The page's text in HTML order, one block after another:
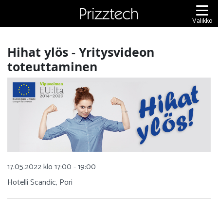
Valikko
Hihat ylös - Yritysvideon
toteuttaminen
17.05.2022 klo 17:00 - 19:00
Hotelli Scandic, Pori